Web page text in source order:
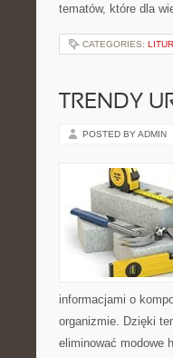
tematów, które dla
CATEGORIES:
TRENDY
POSTED BY ADMIN
informacjami o
organizmie. Dzięki
eliminować modowe